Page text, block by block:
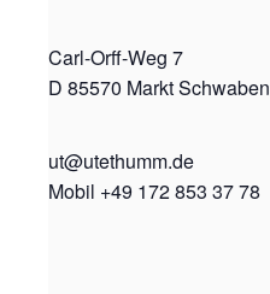
Carl-Orff-Weg 7
D 85570 Markt Schwaben
ut@utethumm.de
Mobil +49 172 853 37 78